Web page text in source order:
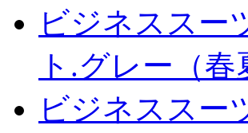
ビジネスス
ト.グレー（春
ビジネスス